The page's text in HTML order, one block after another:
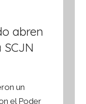
abren
un
el Poder